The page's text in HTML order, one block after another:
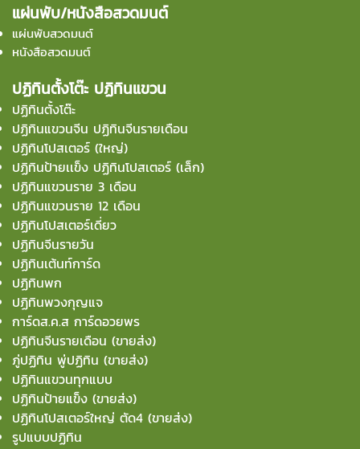
แผ่นพับ/หนังสือสวดมนต์
แผ่นพับสวดมนต์
หนังสือสวดมนต์
ปฏิทินตั้งโต๊ะ ปฏิทินแขวน
ปฏิทินตั้งโต๊ะ
ปฏิทินแขวนจีน ปฏิทินจีนรายเดือน
ปฏิทินโปสเตอร์ (ใหญ่)
ปฏิทินป้ายเเข็ง ปฏิทินโปสเตอร์ (เล็ก)
ปฏิทินแขวนราย 3 เดือน
ปฏิทินแขวนราย 12 เดือน
ปฏิทินโปสเตอร์เดี่ยว
ปฏิทินจีนรายวัน
ปฏิทินเต้นท์การ์ด
ปฏิทินพก
ปฏิทินพวงกุญแจ
การ์ดส.ค.ส การ์ดอวยพร
ปฏิทินจีนรายเดือน (ขายส่ง)
ภู่ปฏิทิน พู่ปฏิทิน (ขายส่ง)
ปฏิทินแขวนทุกแบบ
ปฏิทินป้ายแข็ง (ขายส่ง)
ปฏิทินโปสเตอร์ใหญ่ ตัด4 (ขายส่ง)
รูปแบบปฏิทิน